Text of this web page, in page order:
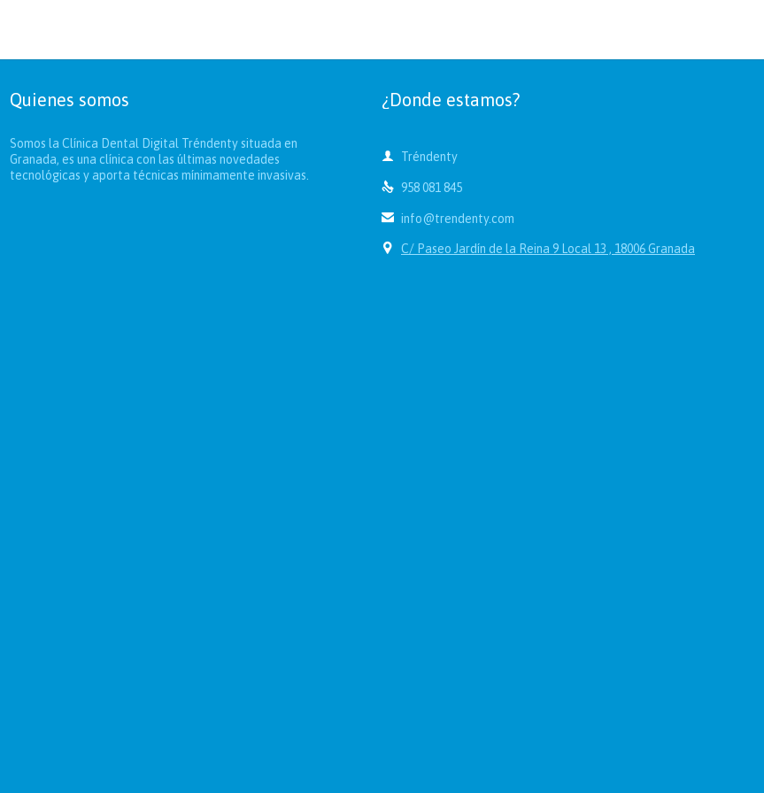
Quienes somos
Somos la Clínica Dental Digital Tréndenty situada en
Granada, es una clínica con las últimas novedades
tecnológicas y aporta técnicas mínimamente invasivas.
¿Donde estamos?
 Tréndenty
 958 081 845
 info@trendenty.com
 C/ Paseo Jardín de la Reina 9 Local 13 , 18006 Granada